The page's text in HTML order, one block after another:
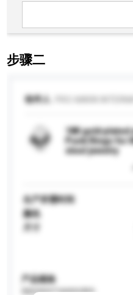
步骤二
收件人
18K gold
Punk Rings
steel jewelry
生产所需时间
颜色
产品规格
请提供您对产品的特定要求。